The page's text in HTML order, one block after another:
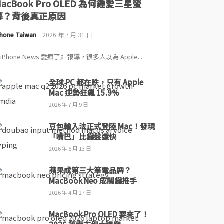
Pro OLED 為何鍾愛三星螢
？背後真正原因
Taiwan 2026 年 7 月 31 日
News 愛瘋了》報導，很多人以為 Apple...
全球 PC 都在跌，只有 Apple
Mac 逆勢狂飆 15.9%
2026 年 7 月 9 日
豆包輸入法正式登陸 Mac！發現
「嘴巴」比鍵盤還快
2026 年 5 月 13 日
蘋果成第三大筆電品牌？
MacBook Neo 成關鍵推手
2026 年 4 月 27 日
MacBook Pro OLED 要來了！